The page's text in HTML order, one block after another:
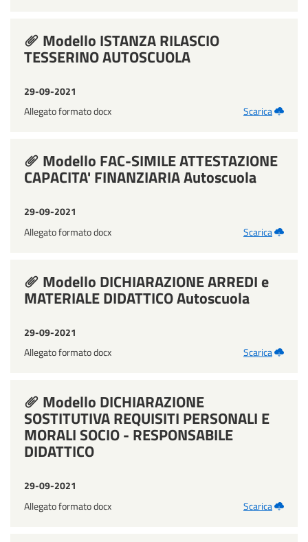
Modello ISTANZA RILASCIO
TESSERINO AUTOSCUOLA
29-09-2021
Allegato formato docx
Scarica
Modello FAC-SIMILE ATTESTAZIONE
CAPACITA' FINANZIARIA Autoscuola
29-09-2021
Allegato formato docx
Scarica
Modello DICHIARAZIONE ARREDI e
MATERIALE DIDATTICO Autoscuola
29-09-2021
Allegato formato docx
Scarica
Modello DICHIARAZIONE
SOSTITUTIVA REQUISITI PERSONALI E
MORALI SOCIO - RESPONSABILE
DIDATTICO
29-09-2021
Allegato formato docx
Scarica